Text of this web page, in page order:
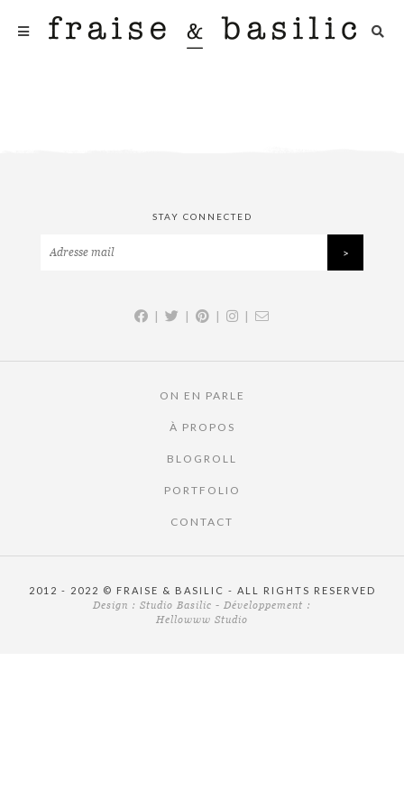
STAY CONNECTED
| | | |
ON EN PARLE
À PROPOS
BLOGROLL
PORTFOLIO
CONTACT
2012 - 2022 © FRAISE & BASILIC - ALL RIGHTS RESERVED
Design : Studio Basilic - Développement :
Hellowww Studio